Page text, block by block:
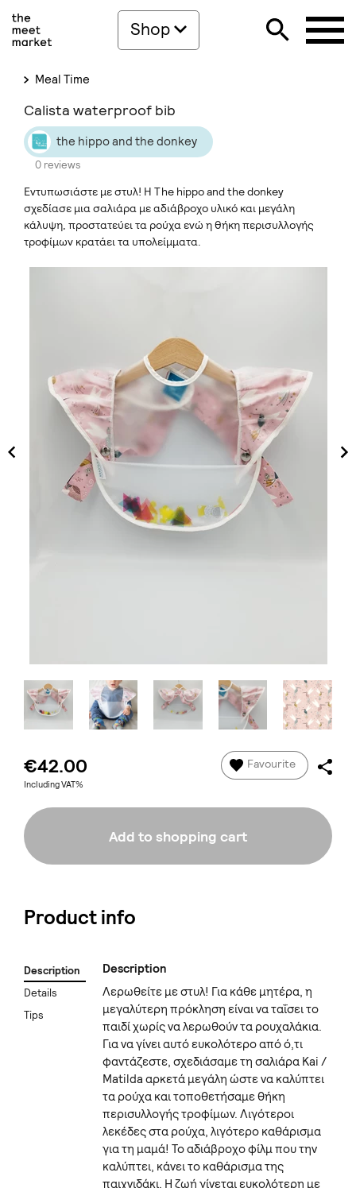
Shop
Meal Time
Calista waterproof bib
the hippo and the donkey
0 reviews
Εντυπωσιάστε με στυλ! Η The hippo and the donkey
σχεδίασε μια σαλιάρα με αδιάβροχο υλικό και μεγάλη
κάλυψη, προστατεύει τα ρούχα ενώ η θήκη περισυλλογής
τροφίμων κρατάει τα υπολείμματα.
€42.00
Including VAT%
Favourite
Add to shopping cart
Product info
Description
Details
Tips
Description
Λερωθείτε με στυλ! Για κάθε μητέρα, η
μεγαλύτερη πρόκληση είναι να ταΐσει το
παιδί χωρίς να λερωθούν τα ρουχαλάκια.
Για να γίνει αυτό ευκολότερο από ό,τι
φαντάζεστε, σχεδιάσαμε τη σαλιάρα Kai /
Matilda αρκετά μεγάλη ώστε να καλύπτει
τα ρούχα και τοποθετήσαμε θήκη
περισυλλογής τροφίμων. Λιγότεροι
λεκέδες στα ρούχα, λιγότερο καθάρισμα
για τη μαμά! Το αδιάβροχο φίλμ που την
καλύπτει, κάνει το καθάρισμα της
παιχνιδάκι. Η ζωή γίνεται ευκολότερη με